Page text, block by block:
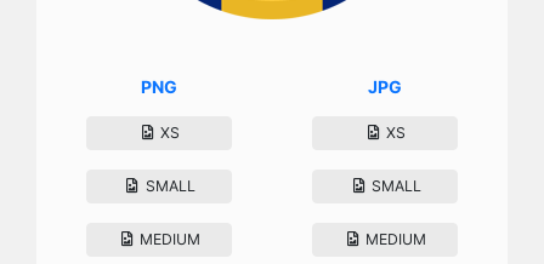
PNG
XS
SMALL
MEDIUM
JPG
XS
SMALL
MEDIUM